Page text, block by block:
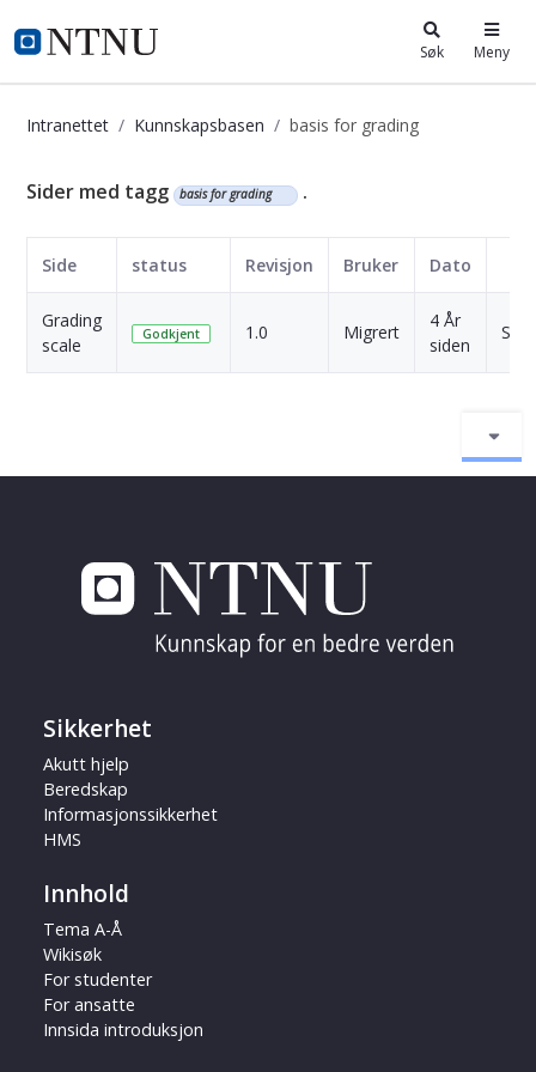
i.ntnu.no Søk Meny
Intranettet Kunnskapsbasen basis for grading
Kunnskapsbasen
Sider med tagg basis for grading .
Side status Revisjon Bruker Dato
Grading
scale
Godkjent 1.0 Migrert
4 År
siden
Sikkerhet
Akutt hjelp
Beredskap
Informasjonssikkerhet
HMS
Innhold
Tema A-Å
Wikisøk
For studenter
For ansatte
Innsida introduksjon